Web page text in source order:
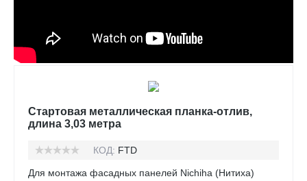
Стартовая металлическая планка-отлив,
длина 3,03 метра
КОД: FTD
Для монтажа фасадных панелей Nichiha (Нитиха)